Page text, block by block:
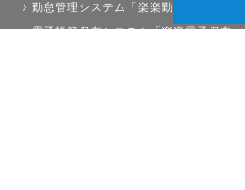
勤怠管理システム「楽楽勤怠」
電子帳簿保存システム「楽楽電子保存」